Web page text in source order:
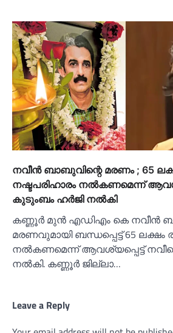
നവീന്‍ ബാബുവിന്റെ മരണം ; 65
നഷ്ടപരിഹാരം നല്‍കണമെന്ന്
കുടുംബം ഹര്‍ജി നല്‍കി
കണ്ണൂര്‍ മുന്‍ എഡിഎം കെ നവീന്‍
മരണവുമായി ബന്ധപ്പെട്ട് 65 ലക്ഷം
നല്‍കണമെന്ന് ആവശ്യപ്പെട്ട്
നല്‍കി. കണ്ണൂര്‍ ജില്ലാ…
Leave a Reply